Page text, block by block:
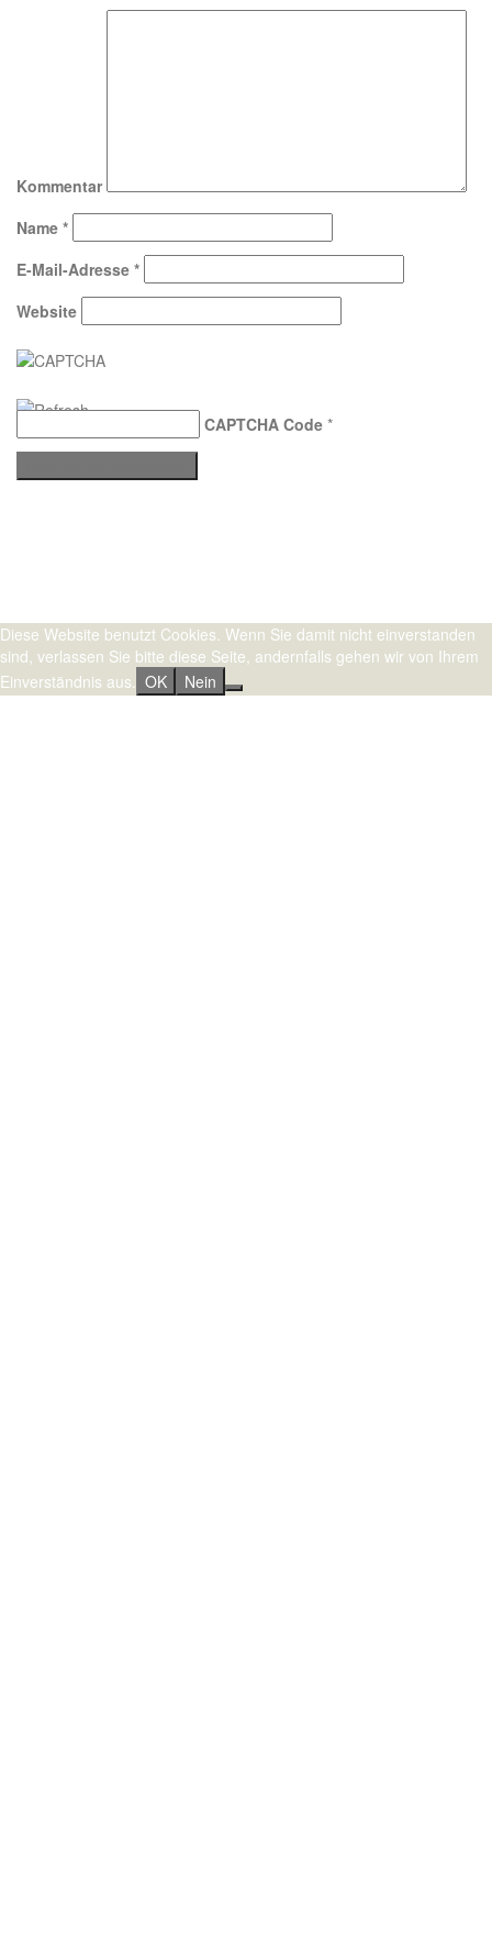
Kommentar
Name *
E-Mail-Adresse *
Website
CAPTCHA Code *
Diese Website benutzt Cookies. Wenn Sie damit nicht einverstanden
sind, verlassen Sie bitte diese Seite, andernfalls gehen wir von Ihrem
Einverständnis aus. OK Nein